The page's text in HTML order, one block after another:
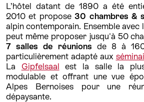
L’hôtel datant de 1890 a été
2010 et propose30 chambres &
alpin contemporain. Ensemble avec
peut même proposer jusqu'à 50
7 salles de réunions de 8 à
particulièrement adapté aux
La Gipfelsaal est la salle la
modulable et offrant une vue
Alpes Bernoises pour une
dépaysante.